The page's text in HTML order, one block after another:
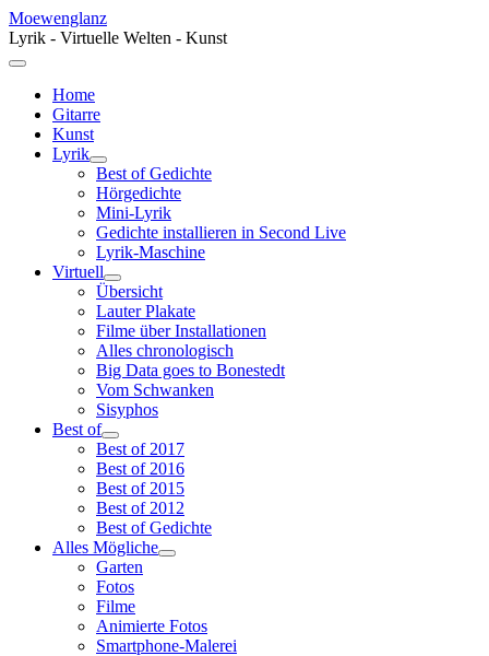
Moewenglanz
Lyrik - Virtuelle Welten - Kunst
Home
Gitarre
Kunst
Lyrik
Best of Gedichte
Hörgedichte
Mini-Lyrik
Gedichte installieren in Second Live
Lyrik-Maschine
Virtuell
Übersicht
Lauter Plakate
Filme über Installationen
Alles chronologisch
Big Data goes to Bonestedt
Vom Schwanken
Sisyphos
Best of
Best of 2017
Best of 2016
Best of 2015
Best of 2012
Best of Gedichte
Alles Mögliche
Garten
Fotos
Filme
Animierte Fotos
Smartphone-Malerei